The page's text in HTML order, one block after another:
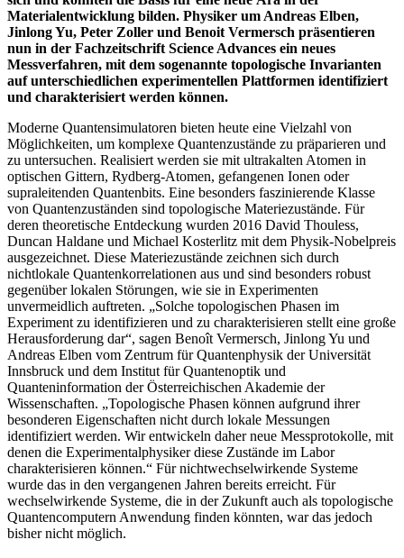
Materialentwicklung bilden. Physiker um Andreas Elben,
Jinlong Yu, Peter Zoller und Benoit Vermersch präsentieren
nun in der Fachzeitschrift Science Advances ein neues
Messverfahren, mit dem sogenannte topologische Invarianten
auf unterschiedlichen experimentellen Plattformen identifiziert
und charakterisiert werden können.
Moderne Quantensimulatoren bieten heute eine Vielzahl von
Möglichkeiten, um komplexe Quantenzustände zu präparieren und
zu untersuchen. Realisiert werden sie mit ultrakalten Atomen in
optischen Gittern, Rydberg-Atomen, gefangenen Ionen oder
supraleitenden Quantenbits. Eine besonders faszinierende Klasse
von Quantenzuständen sind topologische Materiezustände. Für
deren theoretische Entdeckung wurden 2016 David Thouless,
Duncan Haldane und Michael Kosterlitz mit dem Physik-Nobelpreis
ausgezeichnet. Diese Materiezustände zeichnen sich durch
nichtlokale Quantenkorrelationen aus und sind besonders robust
gegenüber lokalen Störungen, wie sie in Experimenten
unvermeidlich auftreten. „Solche topologischen Phasen im
Experiment zu identifizieren und zu charakterisieren stellt eine große
Herausforderung dar“, sagen Benoît Vermersch, Jinlong Yu und
Andreas Elben vom Zentrum für Quantenphysik der Universität
Innsbruck und dem Institut für Quantenoptik und
Quanteninformation der Österreichischen Akademie der
Wissenschaften. „Topologische Phasen können aufgrund ihrer
besonderen Eigenschaften nicht durch lokale Messungen
identifiziert werden. Wir entwickeln daher neue Messprotokolle, mit
denen die Experimentalphysiker diese Zustände im Labor
charakterisieren können.“ Für nichtwechselwirkende Systeme
wurde das in den vergangenen Jahren bereits erreicht. Für
wechselwirkende Systeme, die in der Zukunft auch als topologische
Quantencomputern Anwendung finden könnten, war das jedoch
bisher nicht möglich.